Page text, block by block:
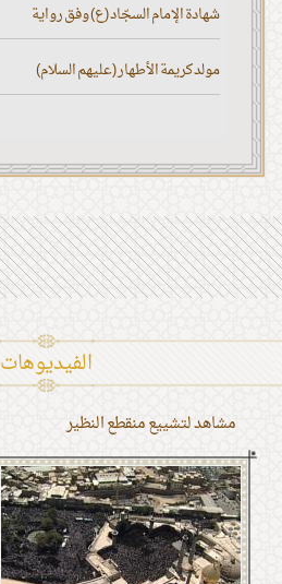
شهادة الإمام السجّاد (ع) وفق رواية
مولد كريمة الأطهار (عليهم السلام)
الفیدیوهات
مشاهد لتشييع منقطع النظير